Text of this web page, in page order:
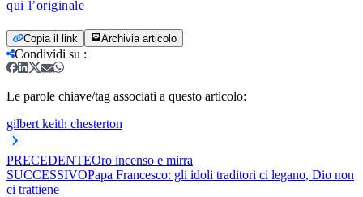
qui l’originale
Copia il link Archivia articolo
Condividi su :
Le parole chiave/tag associati a questo articolo:
gilbert keith chesterton
PRECEDENTEOro incenso e mirra
SUCCESSIVOPapa Francesco: gli idoli traditori ci legano, Dio non
ci trattiene